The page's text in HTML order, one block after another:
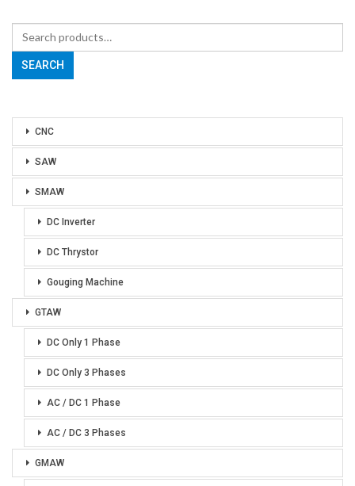
Search
for:
SEARCH
CNC
SAW
SMAW
DC Inverter
DC Thrystor
Gouging Machine
GTAW
DC Only 1 Phase
DC Only 3 Phases
AC / DC 1 Phase
AC / DC 3 Phases
GMAW